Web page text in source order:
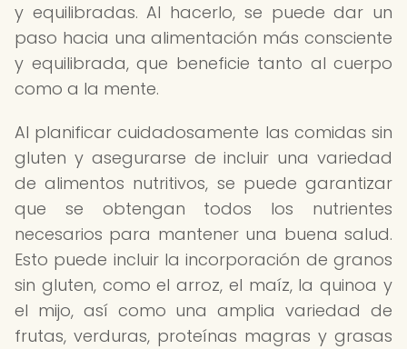
y equilibradas. Al hacerlo, se puede dar un
paso hacia una alimentación más consciente
y equilibrada, que beneficie tanto al cuerpo
como a la mente.
Al planificar cuidadosamente las comidas sin
gluten y asegurarse de incluir una variedad
de alimentos nutritivos, se puede garantizar
que se obtengan todos los nutrientes
necesarios para mantener una buena salud.
Esto puede incluir la incorporación de granos
sin gluten, como el arroz, el maíz, la quinoa y
el mijo, así como una amplia variedad de
frutas, verduras, proteínas magras y grasas